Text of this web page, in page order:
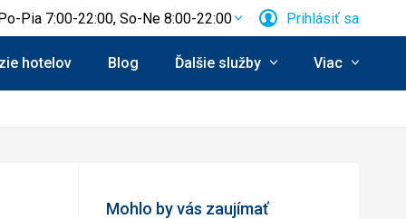
Po-Pia 7:00-22:00, So-Ne 8:00-22:00 Prihlásiť sa
hotelov Blog Ďalšie služby Viac
Mohlo by vás zaujímať